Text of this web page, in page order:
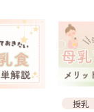
授乳